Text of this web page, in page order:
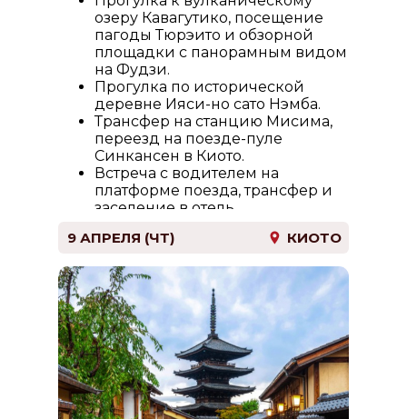
озеру Кавагутико, посещение
пагоды Тюрэито и обзорной
площадки с панорамным видом
на Фудзи.
Прогулка по исторической
деревне Ияси-но сато Нэмба.
Трансфер на станцию Мисима,
переезд на поезде-пуле
Синкансен в Киото.
Встреча с водителем на
платформе поезда, трансфер и
заселение в отель.
9 АПРЕЛЯ (ЧТ) КИОТО